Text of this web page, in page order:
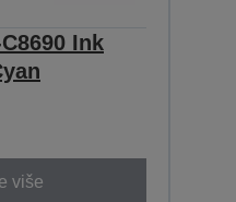
Ink
više